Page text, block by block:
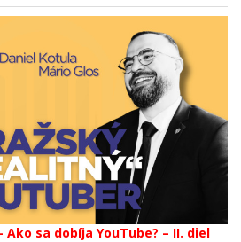
- Ako sa dobíja YouTube? – II. diel